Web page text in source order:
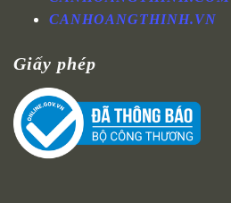
CANHOANGTHINH.VN
Giấy phép